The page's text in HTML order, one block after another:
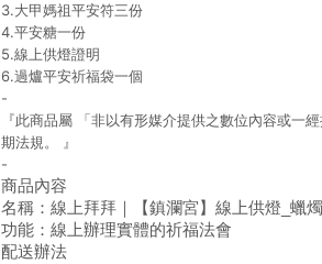
3.大甲媽祖平安符三份
4.平安糖一份
5.線上供燈證明
6.過爐平安祈福袋一個
-
『此商品屬 「非以有形媒介提供之數位內容或一
期法規。 』
-
商品內容
名稱：線上拜拜｜【鎮瀾宮】線上供燈_蠟
功能：線上辦理實體的祈福法會
配送辦法